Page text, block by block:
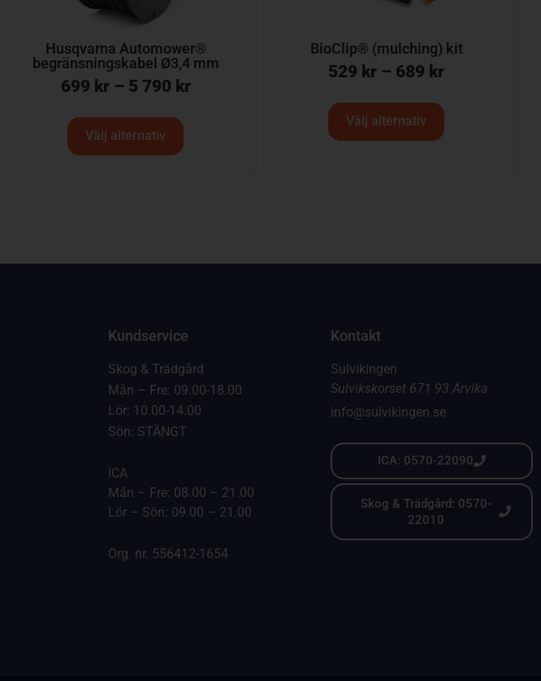
Husqvarna Automower®
begränsningskabel Ø3,4 mm
699 kr – 5 790 kr
Välj alternativ
BioClip® (mulching) kit
529 kr – 689 kr
Välj alternativ
Kundservice
Skog & Trädgård
Mån – Fre: 09.00-18.00
Lör: 10.00-14.00
Sön: STÄNGT
ICA
Mån – Fre: 08.00 – 21.00
Lör – Sön: 09.00 – 21.00
Org. nr. 556412-1654
Kontakt
Sulvikingen
Sulvikskorset 671 93 Arvika
info@sulvikingen.se
ICA: 0570-22090
Skog & Trädgård: 0570-
22010